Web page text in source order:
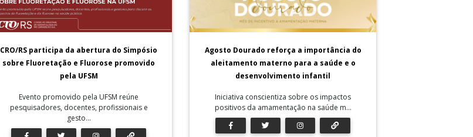
CRO/RS participa da abertura do Simpósio
sobre Fluoretação e Fluorose promovido
pela UFSM
Evento promovido pela UFSM reúne
pesquisadores, docentes, profissionais e
gesto...
Agosto Dourado reforça a importância do
aleitamento materno para a saúde e o
desenvolvimento infantil
Iniciativa conscientiza sobre os impactos
positivos da amamentação na saúde m...